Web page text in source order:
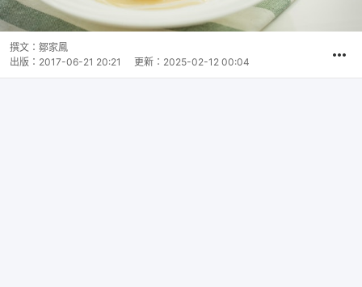
撰文： 鄒家鳳
出版： 2017-06-21 20:21 更新： 2025-02-12 00:04